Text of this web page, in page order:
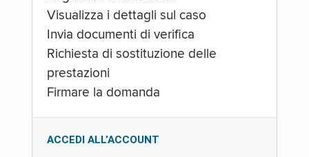
Visualizza i dettagli sul caso
Invia documenti di verifica
Richiesta di sostituzione delle
prestazioni
Firmare la domanda
ACCEDI ALL’ACCOUNT